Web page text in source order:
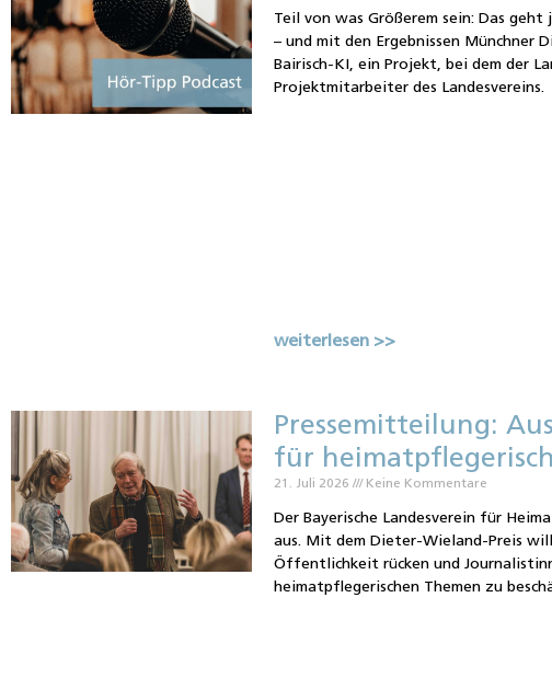
Teil von was Größerem sein: Das
– und mit den Ergebnissen Münchner
Bairisch-KI, ein Projekt, bei dem der
Projektmitarbeiter des Landesvereins.
weiterlesen >>
Pressemitteilung:
für
21. Juli 2026 Keine Kommentare
Der Bayerische Landesverein für
aus. Mit dem Dieter-Wieland-Preis
Öffentlichkeit rücken und
heimatpflegerischen Themen zu